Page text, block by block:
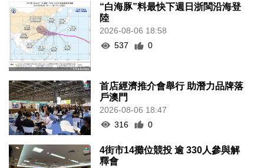
“白海豚”料最快下週日浙閩沿海登
陸
2026-08-06 18:58
537
0
首店經濟推介會舉行 助潛力品牌落
戶澳門
2026-08-06 18:47
316
0
4街市14攤位競投 逾 330人參與解
釋會